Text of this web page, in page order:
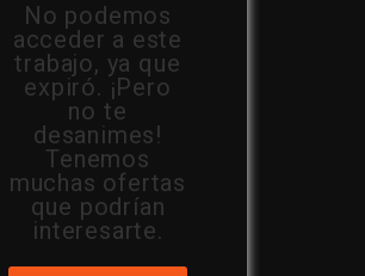
No podemos
acceder a este
trabajo, ya que
expiró. ¡Pero
no te
desanimes!
Tenemos
muchas ofertas
que podrían
interesarte.